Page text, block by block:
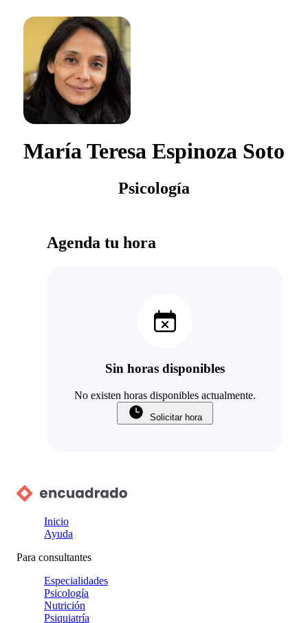
María Teresa Espinoza Soto
Psicología
Agenda tu hora
Sin horas disponibles
No existen horas disponibles actualmente.
Solicitar hora
Inicio
Ayuda
Para consultantes
Especialidades
Psicología
Nutrición
Psiquiatría